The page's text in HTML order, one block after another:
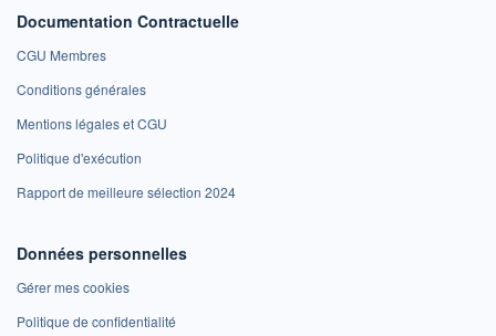
Documentation Contractuelle
CGU Membres
Conditions générales
Mentions légales et CGU
Politique d'exécution
Rapport de meilleure sélection 2024
Données personnelles
Gérer mes cookies
Politique de confidentialité